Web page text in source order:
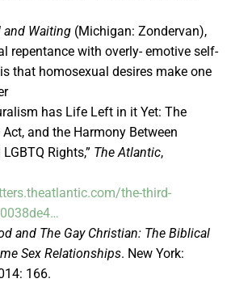
and Waiting (Michigan: Zondervan),
repentance with overly- emotive self-
that homosexual desires make one
has Life Left in it Yet: The
and the Harmony Between
Rights,” The Atlantic,
the-third-
and The Gay Christian: The Biblical
Sex Relationships. New York:
166.